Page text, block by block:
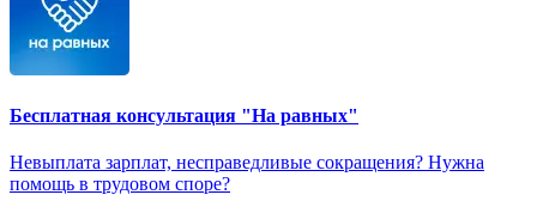
Бесплатная консультация "На равных"
Невыплата зарплат, несправедливые сокращения? Нужна
помощь в трудовом споре?